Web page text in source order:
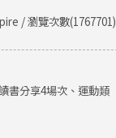
/ 瀏覽次數(1767701)
書分享4場次、運動類